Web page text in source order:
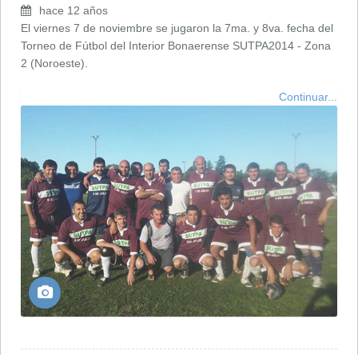
hace 12 años
El viernes 7 de noviembre se jugaron la 7ma. y 8va. fecha del
Torneo de Fútbol del Interior Bonaerense SUTPA2014 - Zona
2 (Noroeste).
Continuar...